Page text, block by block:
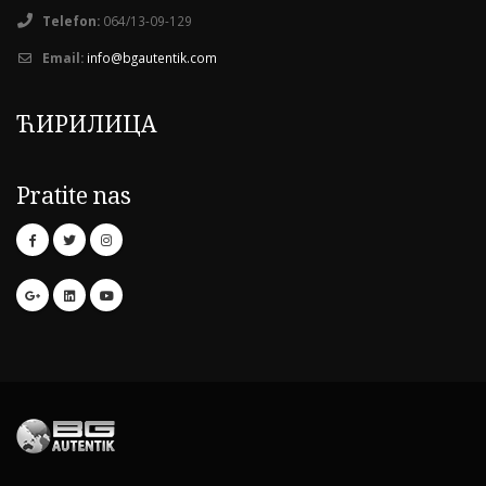
Telefon: 064/13-09-129
Email: info@bgautentik.com
ЋИРИЛИЦА
Pratite nas